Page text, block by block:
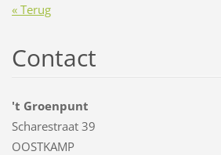
« Terug
Contact
't Groenpunt
Scharestraat 39
OOSTKAMP